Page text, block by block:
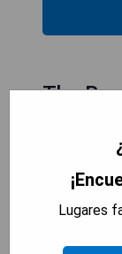
The
Lugares